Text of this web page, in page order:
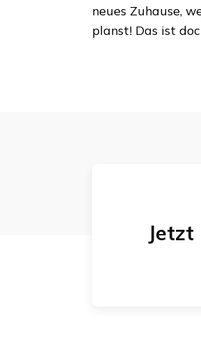
neues Zuhause,
planst! Das ist